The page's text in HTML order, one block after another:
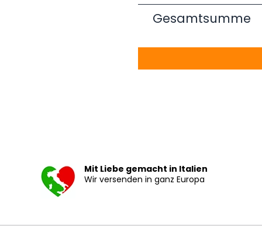
Gesamtsumme
Mit Liebe gemacht in Italien
Wir versenden in ganz Europa